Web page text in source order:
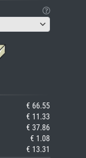
€ 66.55
€ 11.33
€ 37.86
€ 1.08
€ 13.31